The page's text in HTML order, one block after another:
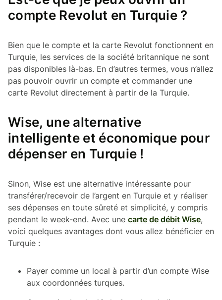
compte Revolut en Turquie ?
Bien que le compte et la carte Revolut fonctionnent en
Turquie, les services de la société britannique ne sont
pas disponibles là-bas. En d’autres termes, vous n’allez
pas pouvoir ouvrir un compte et commander une
carte Revolut directement à partir de la Turquie.
Wise, une alternative
intelligente et économique pour
dépenser en Turquie !
Sinon, Wise est une alternative intéressante pour
transférer/recevoir de l’argent en Turquie et y réaliser
ses dépenses en toute sûreté et simplicité, y compris
pendant le week-end. Avec une carte de débit Wise,
voici quelques avantages dont vous allez bénéficier en
Turquie :
Payer comme un local à partir d’un compte Wise
aux coordonnées turques.